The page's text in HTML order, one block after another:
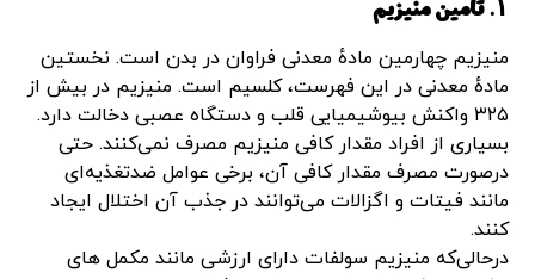
۱. تأمین منیزیم
منیزیم چهارمین مادهٔ معدنی فراوان در بدن است. نخستین
مادهٔ معدنی در این فهرست، کلسیم است. منیزیم در بیش از
۳۲۵ واکنش بیوشیمیایی قلب و دستگاه عصبی دخالت دارد.
بسیاری از افراد مقدار کافی منیزیم مصرف نمی‌کنند. حتی
درصورت مصرف مقدار کافی آن، برخی عوامل ضدتغذیه‌ای
مانند فیتات و اگزالات می‌توانند در جذب آن اختلال ایجاد
کنند.
درحالی‌که منیزیم سولفات دارای ارزشی مانند مکمل های